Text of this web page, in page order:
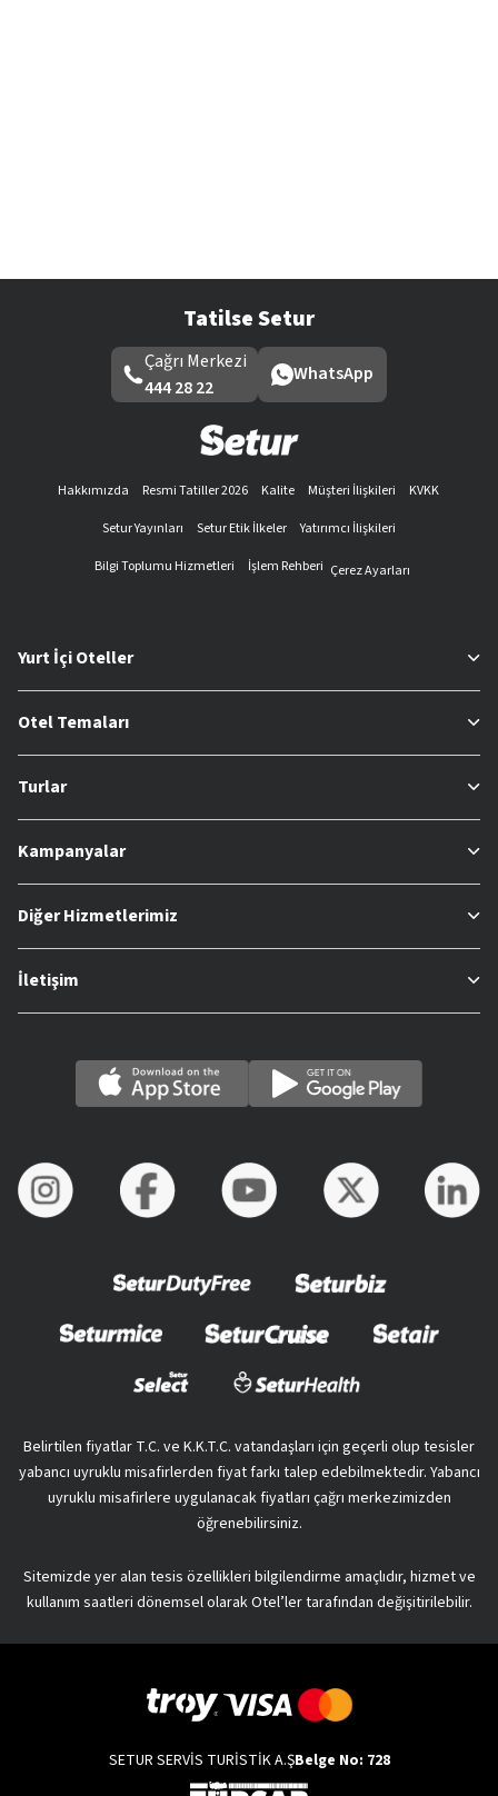
Tatilse Setur
Çağrı Merkezi
444 28 22
WhatsApp
Hakkımızda Resmi Tatiller 2026 Kalite Müşteri İlişkileri
KVKK
Setur Yayınları
Setur Etik İlkeler
Yatırımcı İlişkileri
Bilgi Toplumu Hizmetleri
İşlem Rehberi Çerez Ayarları
Yurt İçi Oteller
Otel Temaları
Turlar
Kampanyalar
Diğer Hizmetlerimiz
İletişim
Belirtilen fiyatlar T.C. ve K.K.T.C. vatandaşları için geçerli olup tesisler
yabancı uyruklu misafirlerden fiyat farkı talep edebilmektedir. Yabancı
uyruklu misafirlere uygulanacak fiyatları çağrı merkezimizden
öğrenebilirsiniz.
Sitemizde yer alan tesis özellikleri bilgilendirme amaçlıdır, hizmet ve
kullanım saatleri dönemsel olarak Otel’ler tarafından değişitirilebilir.
SETUR SERVİS TURİSTİK A.ŞBelge No: 728